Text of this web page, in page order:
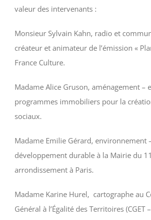
valeur des intervenants :
Monsieur Sylvain Kahn, radio et
créateur et animateur de l’émission «
France Culture.
Madame Alice Gruson, aménagement –
programmes immobiliers pour la
sociaux.
Madame Emilie Gérard, environnement
développement durable à la Mairie du
arrondissement à Paris.
Madame Karine Hurel, cartographe au
Général à l’Égalité des Territoires (CGET